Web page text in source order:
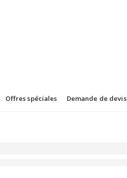
Offres spéciales Demande de devis